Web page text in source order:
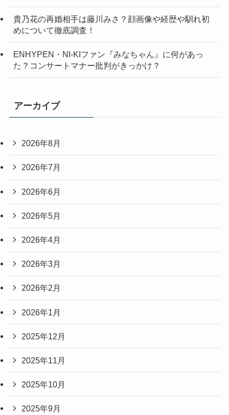
貴乃花の再婚相手は藤川みさ？顔画像や経歴や馴れ初
めについて徹底調査！
ENHYPEN・NI-KIファン『みなちゃん』に何があっ
た？コンサートマナー批判がきっかけ？
アーカイブ
2026年8月
2026年7月
2026年6月
2026年5月
2026年4月
2026年3月
2026年2月
2026年1月
2025年12月
2025年11月
2025年10月
2025年9月